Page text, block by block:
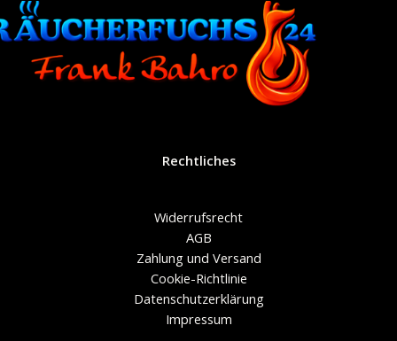
Rechtliches
Widerrufsrecht
AGB
Zahlung und Versand
Cookie-Richtlinie
Datenschutzerklärung
Impressum